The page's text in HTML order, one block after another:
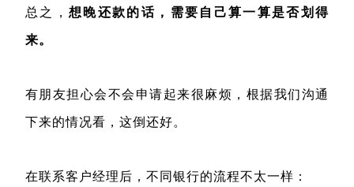
总之，想晚还款的话，需要自己算一算是否划得
来。
有朋友担心会不会申请起来很麻烦，根据我们沟通
下来的情况看，这倒还好。
在联系客户经理后，不同银行的流程不太一样：